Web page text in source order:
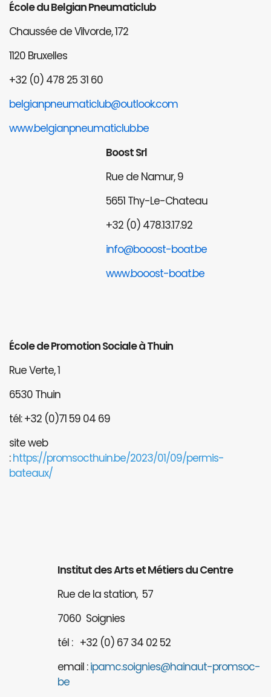
École du Belgian Pneumaticlub
Chaussée de Vilvorde, 172
1120 Bruxelles
+32 (0) 478 25 31 60
belgianpneumaticlub@outlook.com
www.belgianpneumaticlub.be
Boost Srl
Rue de Namur, 9
5651 Thy-Le-Chateau
+32 (0) 478.13.17.92
info@booost-boat.be
www.booost-boat.be
École de Promotion Sociale à Thuin
Rue Verte, 1
6530 Thuin
tél: +32 (0)71 59 04 69
site web
:https://promsocthuin.be/2023/01/09/permis-
bateaux/
Institut des Arts et Métiers du Centre
Rue de la station, 57
7060 Soignies
tél : +32 (0) 67 34 02 52
email :ipamc.soignies@hainaut-promsoc-
be